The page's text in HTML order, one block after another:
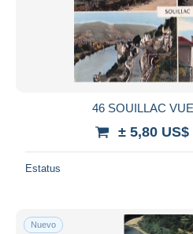
46 SOUILLAC
± 5,80 US$
Estatus
Nuevo